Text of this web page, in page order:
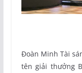
Đoàn Minh Tài
tên giải thưởng